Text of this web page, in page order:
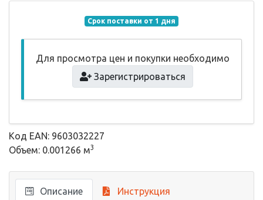
Срок поставки от 1 дня
Для просмотра цен и покупки необходимо
Зарегистрироваться
Код EAN: 9603032227
Объем: 0.001266 м3
Описание Инструкция